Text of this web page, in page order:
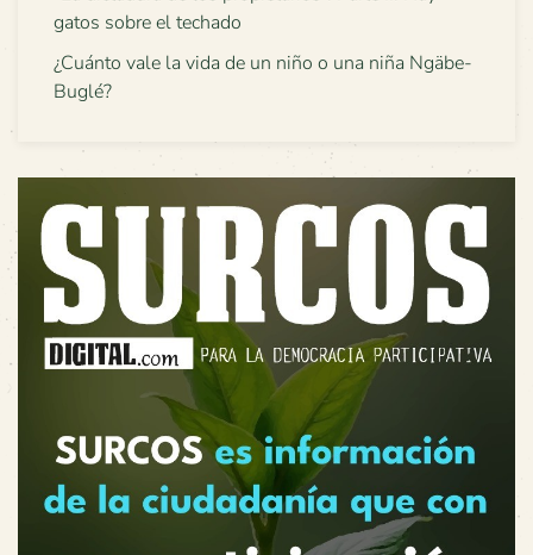
gatos sobre el techado
¿Cuánto vale la vida de un niño o una niña Ngäbe-
Buglé?